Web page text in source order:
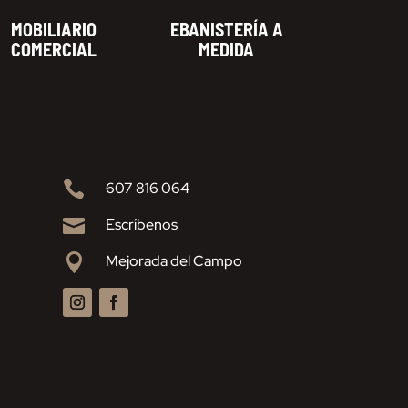
MOBILIARIO
COMERCIAL
EBANISTERÍA A
MEDIDA
 607 816 064
 Escríbenos
 Mejorada del Campo